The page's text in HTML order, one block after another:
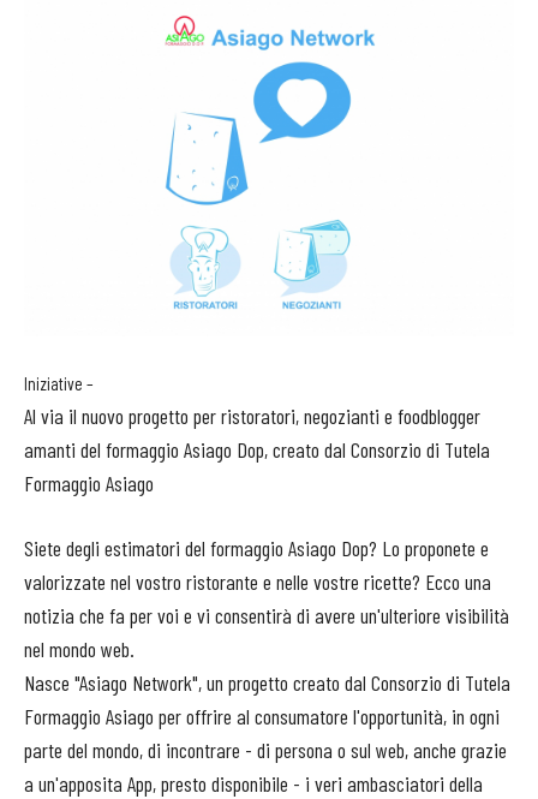
Iniziative –
Al via il nuovo progetto per ristoratori, negozianti e foodblogger
amanti del formaggio Asiago Dop, creato dal Consorzio di Tutela
Formaggio Asiago
Siete degli estimatori del formaggio Asiago Dop? Lo proponete e
valorizzate nel vostro ristorante e nelle vostre ricette? Ecco una
notizia che fa per voi e vi consentirà di avere un'ulteriore visibilità
nel mondo web.
Nasce "Asiago Network", un progetto creato dal Consorzio di Tutela
Formaggio Asiago per offrire al consumatore l'opportunità, in ogni
parte del mondo, di incontrare - di persona o sul web, anche grazie
a un'apposita App, presto disponibile - i veri ambasciatori della